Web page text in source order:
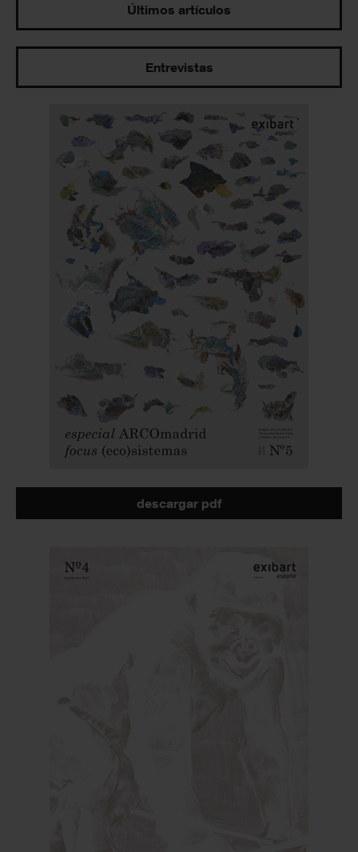
Últimos artículos
Entrevistas
descargar pdf